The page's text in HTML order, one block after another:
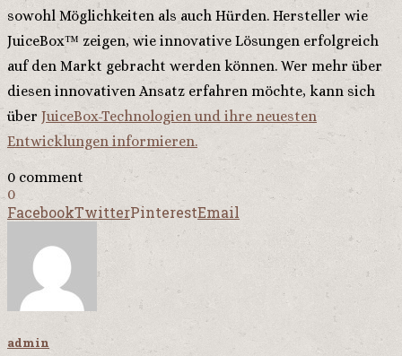
sowohl Möglichkeiten als auch Hürden. Hersteller wie
JuiceBox™ zeigen, wie innovative Lösungen erfolgreich
auf den Markt gebracht werden können. Wer mehr über
diesen innovativen Ansatz erfahren möchte, kann sich
über JuiceBox-Technologien und ihre neuesten
Entwicklungen informieren.
0 comment
0
FacebookTwitterPinterestEmail
admin